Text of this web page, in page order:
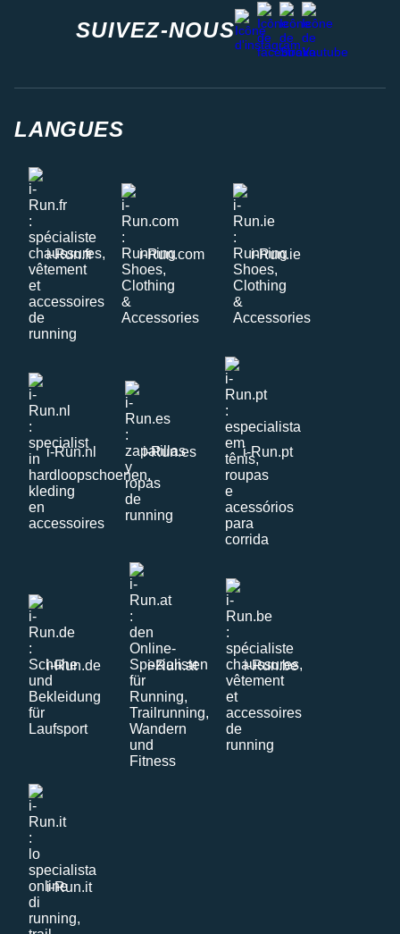
SUIVEZ-NOUS
instagram
facebook
stravayoutube
LANGUES
i-Run.fr i-Run.com i-Run.ie
i-Run.nl i-Run.es i-Run.pt
i-Run.de i-Run.at i-Run.be
i-Run.it